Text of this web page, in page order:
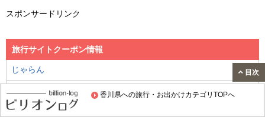
香川県への旅行・お出かけカテゴリTOPへ
スポンサードリンク
旅行サイトクーポン情報
じゃらん
楽天トラベル
Yahoo!トラベル
目次